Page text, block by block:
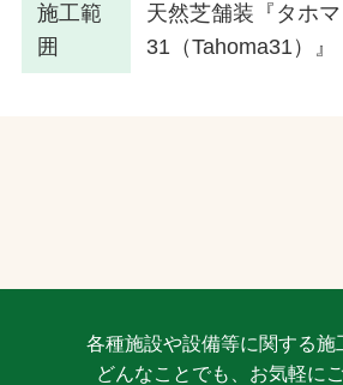
施工範
囲
天然芝舗装『タホマ
31（Tahoma31）』
各種施設や設備等に関する施
どんなことでも、お気軽に